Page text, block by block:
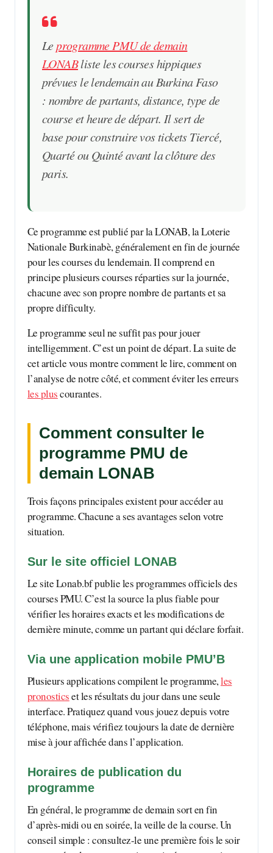
Leprogramme PMU de demain
LONABliste les courses hippiques
prévues le lendemain au Burkina Faso
: nombre de partants, distance, type de
course et heure de départ. Il sert de
base pour construire vos tickets Tiercé,
Quarté ou Quinté avant la clôture des
paris.
Ce programme est publié par la LONAB, la Loterie
Nationale Burkinabè, généralement en fin de journée
pour les courses du lendemain. Il comprend en
principe plusieurs courses réparties sur la journée,
chacune avec son propre nombre de partants et sa
propre difficulty.
Le programme seul ne suffit pas pour jouer
intelligemment. C’est un point de départ. La suite de
cet article vous montre comment le lire, comment on
l’analyse de notre côté, et comment éviter les erreurs
les pluscourantes.
Comment consulter le
programme PMU de
demain LONAB
Trois façons principales existent pour accéder au
programme. Chacune a ses avantages selon votre
situation.
Sur le site officiel LONAB
Le site Lonab.bf publie les programmes officiels des
courses PMU. C’est la source la plus fiable pour
vérifier les horaires exacts et les modifications de
dernière minute, comme un partant qui déclare forfait.
Via une application mobile PMU’B
Plusieurs applications compilent le programme,les
pronosticset les résultats du jour dans une seule
interface. Pratiquez quand vous jouez depuis votre
téléphone, mais vérifiez toujours la date de dernière
mise à jour affichée dans l’application.
Horaires de publication du
programme
En général, le programme de demain sort en fin
d’après-midi ou en soirée, la veille de la course. Un
conseil simple : consultez-le une première fois le soir